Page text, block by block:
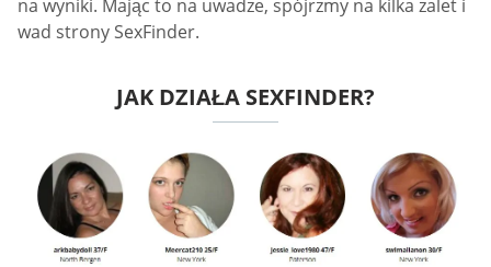
na wyniki. Mając to na uwadze, spójrzmy na kilka zalet i
wad strony SexFinder.
JAK DZIAŁA SEXFINDER?